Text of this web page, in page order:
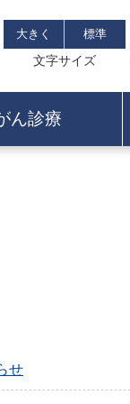
大きく 標準
文字サイズ
ん診療
せ